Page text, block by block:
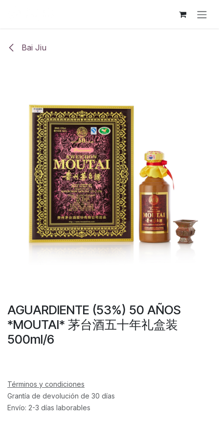
Bai Jiu
AGUARDIENTE (53%) 50 AÑOS
*MOUTAI* 茅台酒五十年礼盒装
500ml/6
Términos y condiciones
Grantía de devolución de 30 días
Envío: 2-3 días laborables